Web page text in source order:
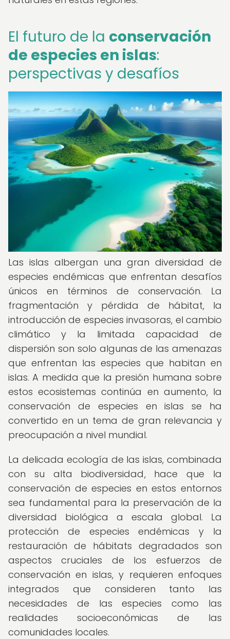
El futuro de la conservación
de especies en islas:
perspectivas y desafíos
Las islas albergan una gran diversidad de
especies endémicas que enfrentan desafíos
únicos en términos de conservación. La
fragmentación y pérdida de hábitat, la
introducción de especies invasoras, el cambio
climático y la limitada capacidad de
dispersión son solo algunas de las amenazas
que enfrentan las especies que habitan en
islas. A medida que la presión humana sobre
estos ecosistemas continúa en aumento, la
conservación de especies en islas se ha
convertido en un tema de gran relevancia y
preocupación a nivel mundial.
La delicada ecología de las islas, combinada
con su alta biodiversidad, hace que la
conservación de especies en estos entornos
sea fundamental para la preservación de la
diversidad biológica a escala global. La
protección de especies endémicas y la
restauración de hábitats degradados son
aspectos cruciales de los esfuerzos de
conservación en islas, y requieren enfoques
integrados que consideren tanto las
necesidades de las especies como las
realidades socioeconómicas de las
comunidades locales.